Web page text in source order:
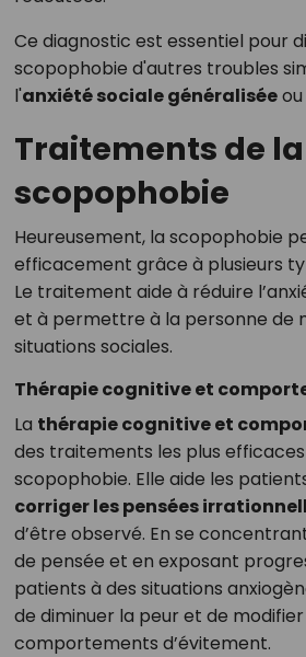
Ce diagnostic est essentiel pour
scopophobie d'autres troubles
l'anxiété sociale généraliséeou
Traitements de la
scopophobie
Heureusement, la scopophobie
efficacement grâce à plusieurs
Le traitement aide à réduire
et à permettre à la personne de
situations sociales.
Thérapie cognitive et
La thérapie cognitive et
des traitements les plus
scopophobie. Elle aide les
corriger les pensées
d’être observé. En se
de pensée et en exposant
patients à des situations
de diminuer la peur et de modifier
comportements d’évitement.